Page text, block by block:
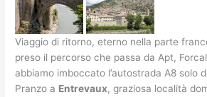
Viaggio di ritorno, eterno nella parte
preso il percorso che passa da Apt,
abbiamo imboccato l’autostrada A8 solo
Pranzo a Entrevaux, graziosa località